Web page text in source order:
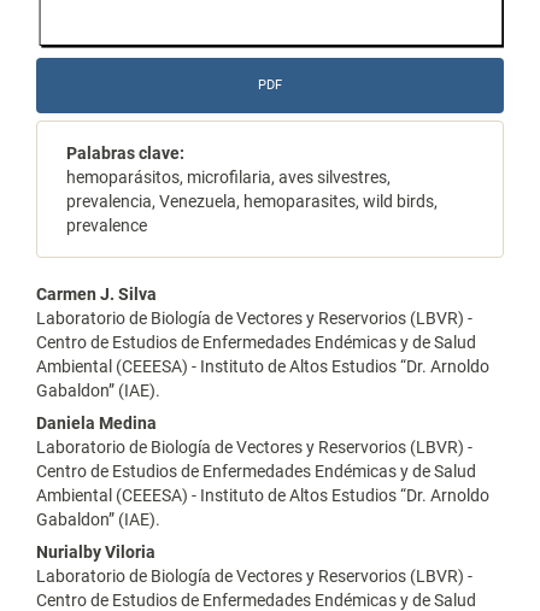
PDF
Palabras clave:
hemoparásitos, microfilaria, aves silvestres,
prevalencia, Venezuela, hemoparasites, wild birds,
prevalence
Contenido
principal
del
artículo
Carmen J. Silva
Laboratorio de Biología de Vectores y Reservorios (LBVR) -
Centro de Estudios de Enfermedades Endémicas y de Salud
Ambiental (CEEESA) - Instituto de Altos Estudios “Dr. Arnoldo
Gabaldon” (IAE).
Daniela Medina
Laboratorio de Biología de Vectores y Reservorios (LBVR) -
Centro de Estudios de Enfermedades Endémicas y de Salud
Ambiental (CEEESA) - Instituto de Altos Estudios “Dr. Arnoldo
Gabaldon” (IAE).
Nurialby Viloria
Laboratorio de Biología de Vectores y Reservorios (LBVR) -
Centro de Estudios de Enfermedades Endémicas y de Salud